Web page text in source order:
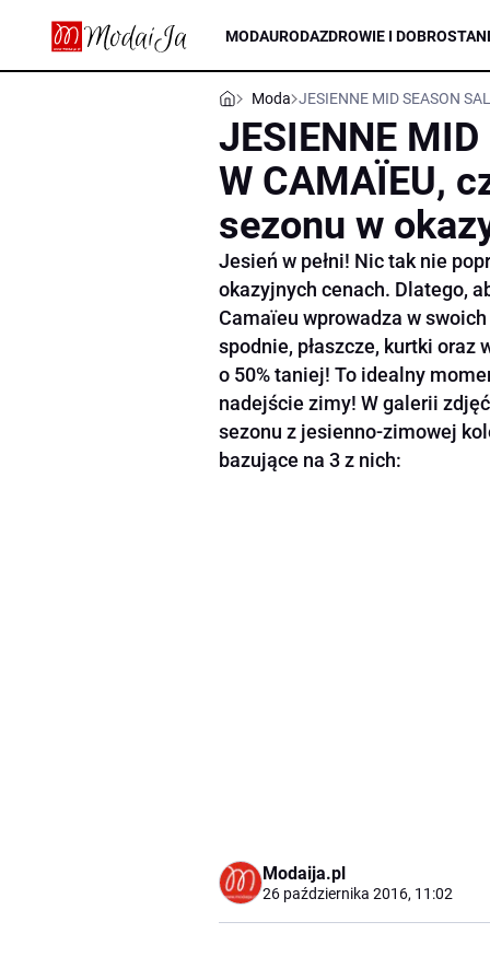
MODAURODAZDROWIE I DOBROSTAN
Moda JESIENNE MID SEASON
JESIENNE
W CAMAÏEU,
sezonu w
Jesień w pełni! Nic tak nie
okazyjnych cenach. Dlatego,
Camaïeu wprowadza w
spodnie, płaszcze, kurtki
o 50% taniej! To idealny
nadejście zimy! W galerii
sezonu z jesienno-zimowej
bazujące na 3 z nich:
Modaija.pl
26 października 2016, 11:02